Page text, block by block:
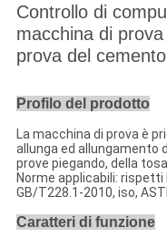
Controllo di
macchina di
prova del
Profilo del prodotto
La macchina di prova è
allunga ed allungamento
prove piegando, della
Norme applicabili: rispetti
GB/T228.1-2010, iso,
Caratteri di funzione